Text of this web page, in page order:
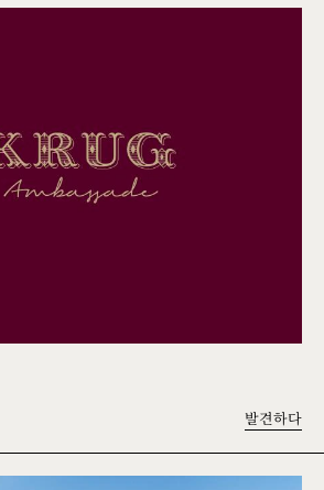
발견하다